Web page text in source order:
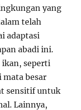
yang
telah
adaptasi
abadi ini.
ikan, seperti
besar
sensitif untuk
Lainnya,